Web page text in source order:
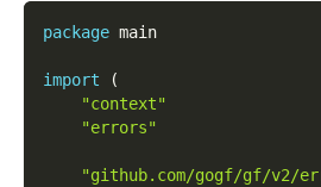
package main
import
(
"context"
"errors"
"github.com/gogf/gf/v2/